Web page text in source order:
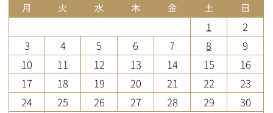
月 火 水 木 金 土 日
1
2
3
4 5 6 7 8
9
10
11 12 13 14 15
16
17
18 19 20 21 22
23
24
25 26 27 28 29
30